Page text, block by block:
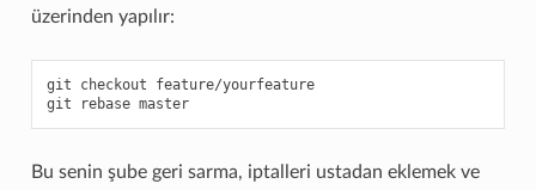
üzerinden yapılır:
git checkout
feature/yourfeature
git
rebase master
Bu senin şube geri sarma, iptalleri ustadan eklemek ve